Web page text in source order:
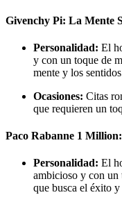
Givenchy Pi: La Mente
Personalidad: El
y con un toque de
mente y los
Ocasiones: Citas
que requieren un
Paco Rabanne 1
Personalidad: El
ambicioso y con un
que busca el éxito